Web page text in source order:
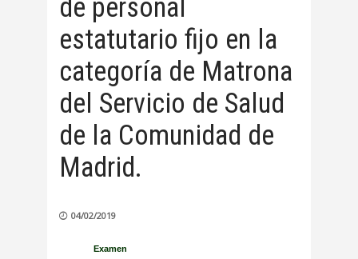
de personal
estatutario fijo en la
categoría de Matrona
del Servicio de Salud
de la Comunidad de
Madrid.
04/02/2019
Examen